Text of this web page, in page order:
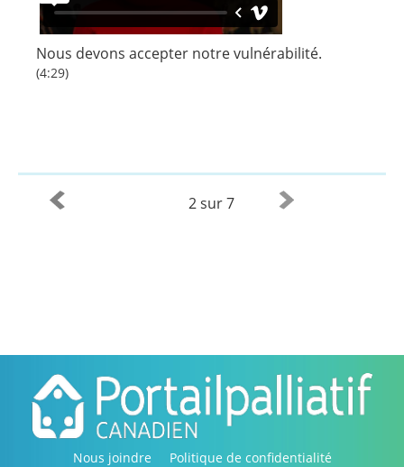
Nous devons accepter notre vulnérabilité.
(4:29)
2 sur 7
Nous joindre Politique de confidentialité